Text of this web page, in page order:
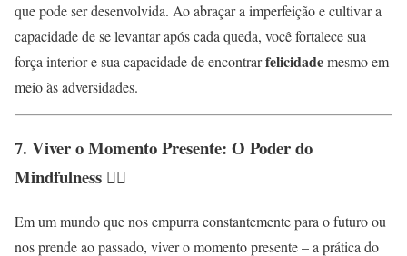
que pode ser desenvolvida. Ao abraçar a imperfeição e cultivar a
capacidade de se levantar após cada queda, você fortalece sua
força interior e sua capacidade de encontrarfelicidademesmo em
meio às adversidades.
7. Viver o Momento Presente: O Poder do
Mindfulness 👆🏻
Em um mundo que nos empurra constantemente para o futuro ou
nos prende ao passado, viver o momento presente – a prática do